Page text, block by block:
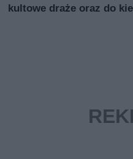
kultowe draże oraz do